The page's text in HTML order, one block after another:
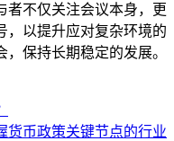
者不仅关注会议本身，更
，以提升应对复杂环境的
保持长期稳定的发展。
货币政策关键节点的行业